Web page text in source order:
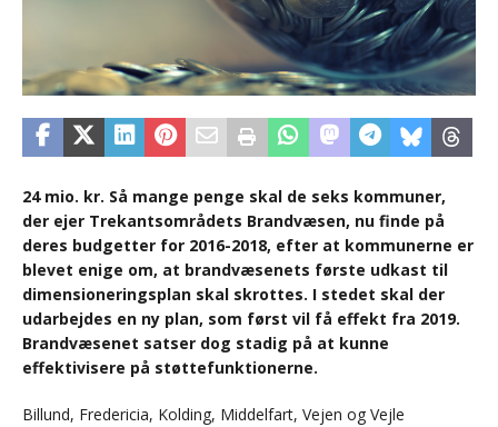
24 mio. kr. Så mange penge skal de seks kommuner,
der ejer Trekantsområdets Brandvæsen, nu finde på
deres budgetter for 2016-2018, efter at kommunerne er
blevet enige om, at brandvæsenets første udkast til
dimensioneringsplan skal skrottes. I stedet skal der
udarbejdes en ny plan, som først vil få effekt fra 2019.
Brandvæsenet satser dog stadig på at kunne
effektivisere på støttefunktionerne.
Billund, Fredericia, Kolding, Middelfart, Vejen og Vejle